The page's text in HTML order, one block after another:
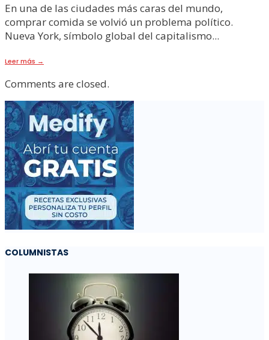
En una de las ciudades más caras del mundo,
comprar comida se volvió un problema político.
Nueva York, símbolo global del capitalismo...
Leer más →
Comments are closed.
COLUMNISTAS